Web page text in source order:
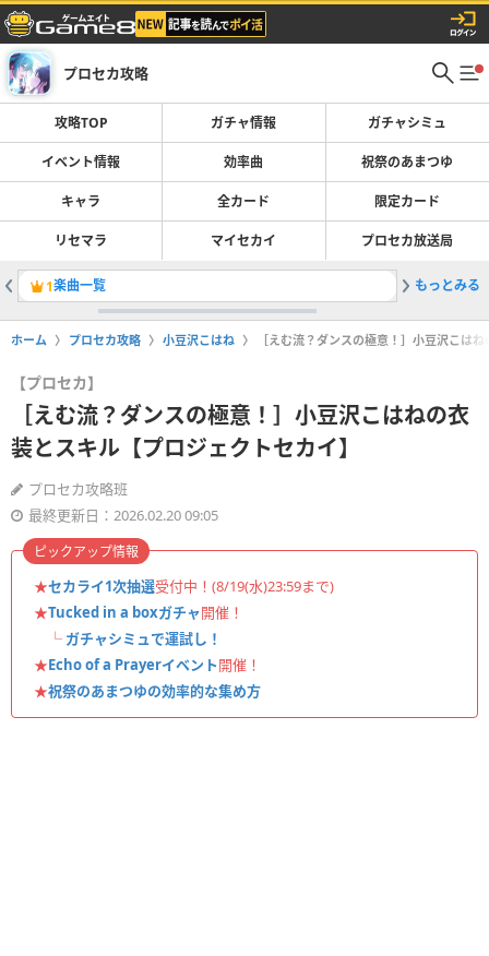
プロセカ攻略
攻略TOP ガチャ情報 ガチャシミュ
イベント情報 効率曲 祝祭のあまつゆ
キャラ 全カード 限定カード
リセマラ マイセカイ プロセカ放送局
1楽曲一覧 2ブルフ
もっとみる
ホーム プロセカ攻略 小豆沢こはね ［えむ流？ダンスの極意！］小豆沢こは
【プロセカ】
［えむ流？ダンスの極意！］小豆沢こはねの衣
装とスキル【プロジェクトセカイ】
プロセカ攻略班
最終更新日：2026.02.20 09:05
★セカライ1次抽選受付中！(8/19(水)23:59まで)
★Tucked in a boxガチャ開催！
└ ガチャシミュで運試し！
★Echo of a Prayerイベント開催！
★祝祭のあまつゆの効率的な集め方
ピックアップ情報